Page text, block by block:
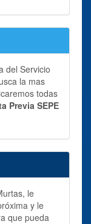
del Servicio
la mas
todas
Previa SEPE
le
y le
que pueda